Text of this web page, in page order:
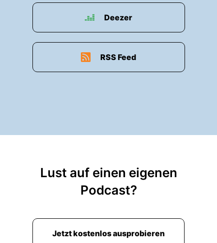
Deezer
RSS Feed
Lust auf einen eigenen
Podcast?
Jetzt kostenlos ausprobieren